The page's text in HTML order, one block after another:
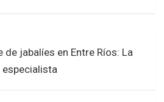
ar
de jabalíes en Entre Ríos: La
especialista